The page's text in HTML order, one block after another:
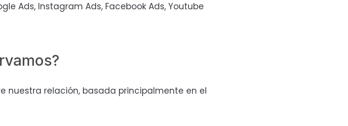
Ads, Instagram Ads, Facebook Ads, Youtube
nuestra relación, basada principalmente en el